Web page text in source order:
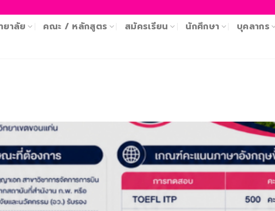
ยาลัย คณะ / หลักสูตร สมัครเรียน นักศึกษา บุคลากร